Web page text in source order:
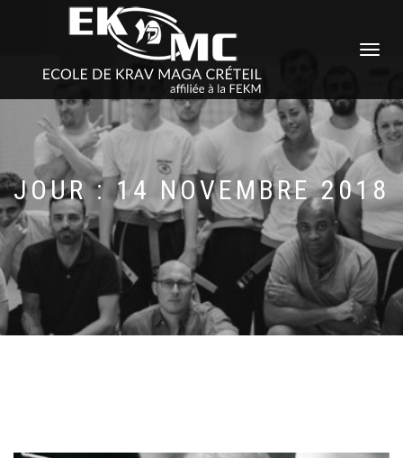
DÉPLIER
JOUR : 14 NOVEMBRE 2018